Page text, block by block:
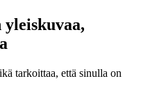
yleiskuvaa,
tarkoittaa, että sinulla on